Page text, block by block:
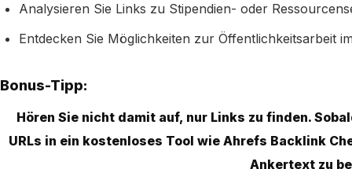
Analysieren Sie Links zu Stipendien- oder
Entdecken Sie Möglichkeiten zur Öffentlichkeitsarbeit
Bonus-Tipp:
Hören Sie nicht damit auf, nur Links zu finden.
URLs in ein kostenloses Tool wie Ahrefs Backlink
Ankertext zu